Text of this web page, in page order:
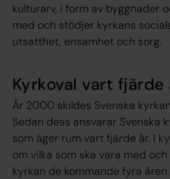
kulturarv, i form av byggnader
med och stödjer kyrkans
utsatthet, ensamhet och sorg.
Kyrkoval vart fjärde
År 2000 skildes Svenska
Sedan dess ansvarar Svenska
som äger rum vart fjärde år. I
om vilka som ska vara med
kyrkan de kommande fyra åren.